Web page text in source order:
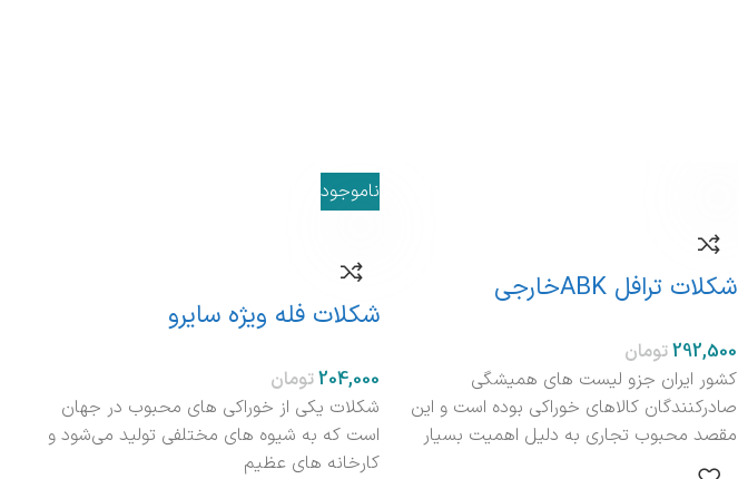
شکلات ترافل ABKخارجی
تومان
کشور ایران جزو لیست های همیشگی
صادرکنندگان کالاهای خوراکی بوده است و این
مقصد محبوب تجاری به دلیل اهمیت بسیار
ناموجود
شکلات فله ویژه سایرو
تومان
شکلات یکی از خوراکی های محبوب در جهان
است که به شیوه های مختلفی تولید می‌شود و
کارخانه های عظیم